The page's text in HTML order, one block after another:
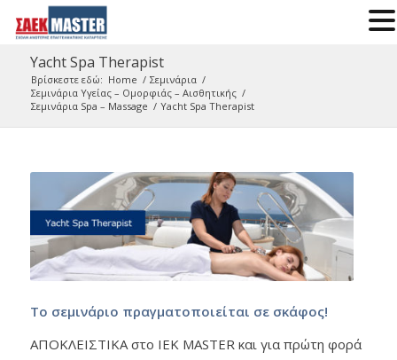
Yacht Spa Therapist
Βρίσκεστε εδώ: Home / Σεμινάρια /
Σεμινάρια Υγείας – Ομορφιάς – Αισθητικής /
Σεμινάρια Spa – Massage / Yacht Spa Therapist
Το σεμινάριο πραγματοποιείται σε σκάφος!
ΑΠΟΚΛΕΙΣΤΙΚΑ στο ΙΕΚ MASTER και για πρώτη φορά